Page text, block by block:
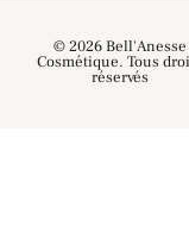
© 2026 Bell'Anesse
Cosmétique. Tous
réservés